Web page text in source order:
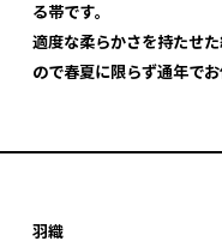
る帯です。
適度な柔らかさを持たせ
ので春夏に限らず通年でお
羽織